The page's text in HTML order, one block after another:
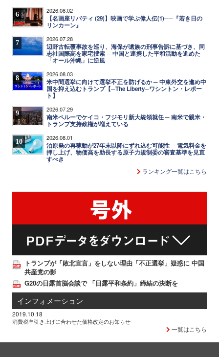
6 2026.08.02
【名画座リバティ (29)】映画で学ぶ偉人伝(1)──『若き日の
リンカーン』
7 2026.07.28
辺野古転覆事故を巡り、海保が遺族の刑事告訴に基づき、同
志社国際高を家宅捜索 ─ 中国と連携した平和活動を進めた
「オール沖縄」に逆風
8 2026.08.03
米中間選挙に向けて選挙不正を防げるか ─ 中東外交を進め中
国を抑え込むトランプ【─The Liberty─ワシントン・レポー
ト】
9 2026.07.29
南米ペルーでケイコ・フジモリ新大統領就任 ─ 南米で親米・
トランプ支持政権が増えている
10 2026.08.01
泊原発の再稼動が27年末以降にずれ込む可能性 ─ 電気料金を
押し上げ、物価高を助長する原子力規制委の審査基準を見直
すべき
ランキング一覧はこちら
トランプが「敗北宣言」をしない理由「不正選挙」疑惑に 中国
共産党の影
G20の日露首脳会談で 「日露平和条約」締結の決断を
インフォメーション
2019.10.18
消費税率引き上げに合わせた価格改定のお知らせ
一覧はこちら